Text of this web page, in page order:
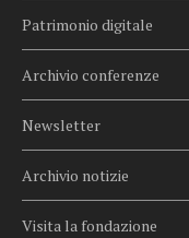
Patrimonio digitale
Archivio conferenze
Newsletter
Archivio notizie
Visita la fondazione